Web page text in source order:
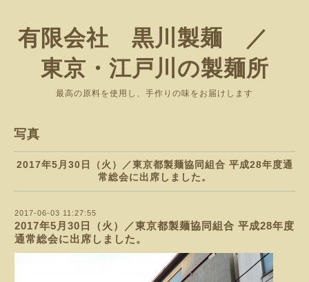
有限会社 黒川製麺 ／
東京・江戸川の製麺所
最高の原料を使用し、手作りの味をお届けします
写真
2017年5月30日（火）／東京都製麺協同組合 平成28年度通
常総会に出席しました。
2017-06-03 11:27:55
2017年5月30日（火）／東京都製麺協同組合 平成28年度
通常総会に出席しました。